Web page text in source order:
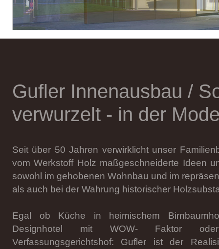
Gufler Innenausbau /
verwurzelt - in der
Seit über 50 Jahren verwirklicht unser
vom Werkstoff Holz maßgeschneiderte Ideen
sowohl im gehobenen Wohnbau und im
als auch bei der Wahrung historischer
Egal ob Küche in heimischem
Designhotel mit WOW- Faktor oder
Verfassungsgerichtshof: Gufler ist der